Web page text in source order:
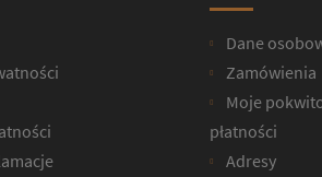
Dane
Zamówienia
Moje
płatności
Adresy